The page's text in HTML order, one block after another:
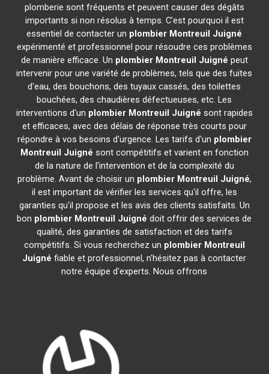
plomberie sont fréquents et peuvent causer des dégâts
importants si non résolus à temps. C'est pourquoi il est
essentiel de contacter un plombier Montreuil Juigné
expérimenté et professionnel pour résoudre ces problèmes
de manière efficace. Un plombier Montreuil Juigné peut
intervenir pour une variété de problèmes, tels que des fuites
d'eau, des bouchons, des tuyaux cassés, des toilettes
bouchées, des chaudières défectueuses, etc. Les
interventions d'un plombier Montreuil Juigné sont rapides
et efficaces, avec des délais de réponse très courts pour
répondre à vos besoins d'urgence. Les tarifs d'un plombier
Montreuil Juigné sont compétitifs et varient en fonction
de la nature de l'intervention et de la complexité du
problème. Avant de choisir un plombier Montreuil Juigné,
il est important de vérifier les services qu'il offre, les
garanties qu'il propose et les avis des clients satisfaits. Un
bon plombier Montreuil Juigné doit offrir des services de
qualité, des garanties de satisfaction et des tarifs
compétitifs. Si vous recherchez un plombier Montreuil
Juigné fiable et professionnel, n'hésitez pas à contacter
notre équipe d'experts. Nous offrons